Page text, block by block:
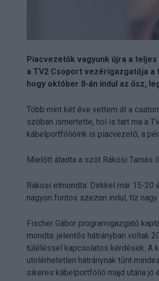
Piacvezetők vagyunk újra a
a TV2 Csoport vezérigazgatója
hogy október 8-án indul az ősz,
Több mint két éve vettem át a
szóban ismertette, hol is tart ma a
kábelportfólióink is piacvezető, a
Mielőtt átadta a szót Rákosi Tamás
Rákosi elmondta: Dirkkel már 15-20
nagyon fontos szezon indul, tíz
Fischer Gábor programigazgató
mondta: jelentős hátrányban voltak
túléléssel kapcsolatos kérdések. A
utolérhetetlen hátránynak tűnt
sikeres kábelportfólió majd utána jó